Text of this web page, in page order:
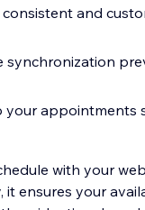
and
synchronization
your
with your
ensures your